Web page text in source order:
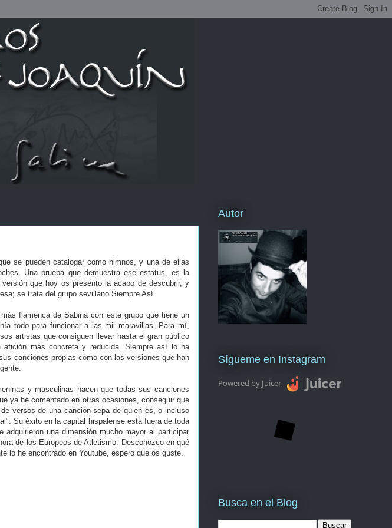
se pueden catalogar como himnos, y una de ellas
Una prueba que demuestra ese estatus, es la
que hoy os presento la acabo de descubrir, y
se trata del grupo sevillano Siempre Así.
flamenca de Sabina con este grupo que tiene un
todo para funcionar a las mil maravillas. Para mí,
artistas que consiguen llevar hasta el gran público
más concreta y reducida. Siempre así lo ha
canciones propias como con las versiones que han
y masculinas hacen que todas sus canciones
ya he comentado en otras ocasiones, conseguir que
versos de una canción sepa de quien es, o incluso
Su éxito en la capital hispalense está fuera de toda
adquirieron una dimensión mucho mayor al participar
de los Europeos de Atletismo. Desconozco en qué
lo he encontrado en Youtube, espero que os guste.
Autor
Sígueme en Instagram
Powered by Juicer
Busca en el Blog